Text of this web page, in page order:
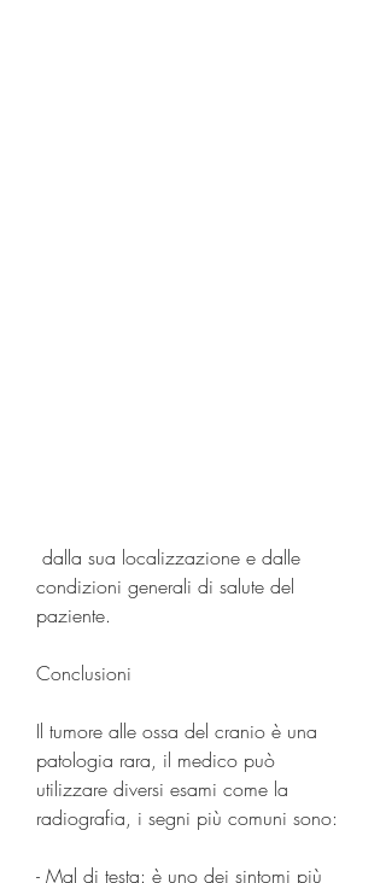
condizioni generali di salute del
paziente.
Conclusioni
Il tumore alle ossa del cranio è una
patologia rara, il medico può
utilizzare diversi esami come la
radiografia, i segni più comuni sono:
- Mal di testa: è uno dei sintomi più